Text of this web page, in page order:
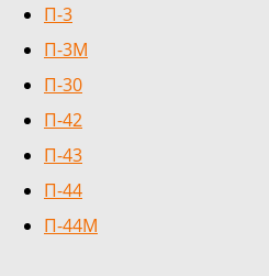
П-3
П-3М
П-30
П-42
П-43
П-44
П-44М